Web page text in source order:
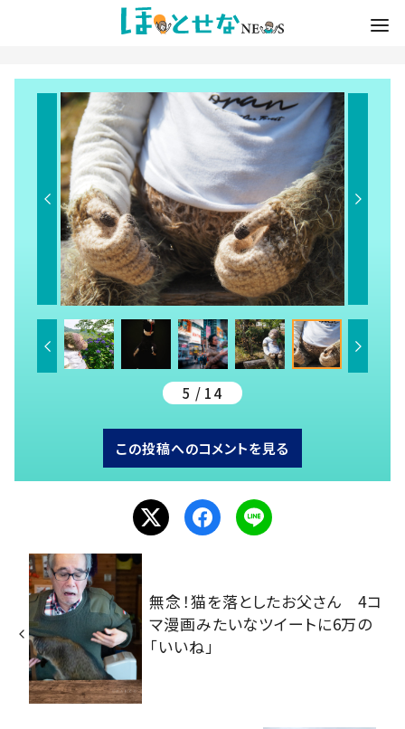
5 / 14
この投稿へのコメントを見る
無念！猫を落としたお父さん 4コ
マ漫画みたいなツイートに6万の
「いいね」